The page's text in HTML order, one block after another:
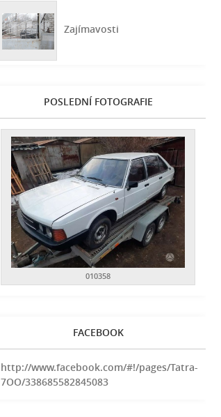
Zajímavosti
POSLEDNÍ FOTOGRAFIE
010358
FACEBOOK
http://www.facebook.com/#!/pages/Tatra-
7OO/338685582845083